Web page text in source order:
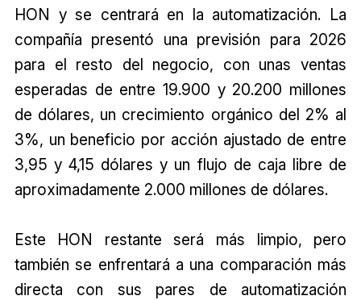
HON y se centrará en la automatización. La
compañía presentó una previsión para 2026
para el resto del negocio, con unas ventas
esperadas de entre 19.900 y 20.200 millones
de dólares, un crecimiento orgánico del 2% al
3%, un beneficio por acción ajustado de entre
3,95 y 4,15 dólares y un flujo de caja libre de
aproximadamente 2.000 millones de dólares.
Este HON restante será más limpio, pero
también se enfrentará a una comparación más
directa con sus pares de automatización